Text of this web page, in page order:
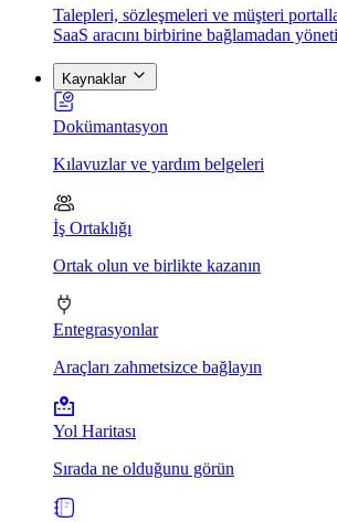
Talepleri, sözleşmeleri ve müşteri
SaaS aracını birbirine bağlamadan
Kaynaklar
Dokümantasyon
Kılavuzlar ve yardım belgeleri
İş Ortaklığı
Ortak olun ve birlikte kazanın
Entegrasyonlar
Araçları zahmetsizce bağlayın
Yol Haritası
Sırada ne olduğunu görün